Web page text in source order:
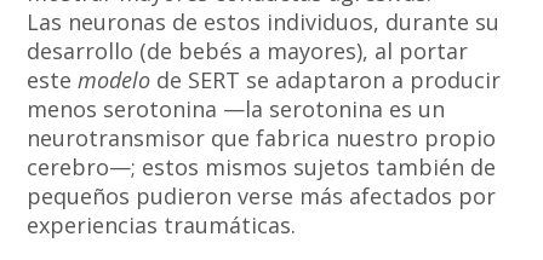
Las neuronas de estos individuos, durante su
desarrollo (de bebés a mayores), al portar
estemodelo de SERT se adaptaron a producir
menos serotonina —la serotonina es un
neurotransmisor que fabrica nuestro propio
cerebro—; estos mismos sujetos también de
pequeños pudieron verse más afectados por
experiencias traumáticas.